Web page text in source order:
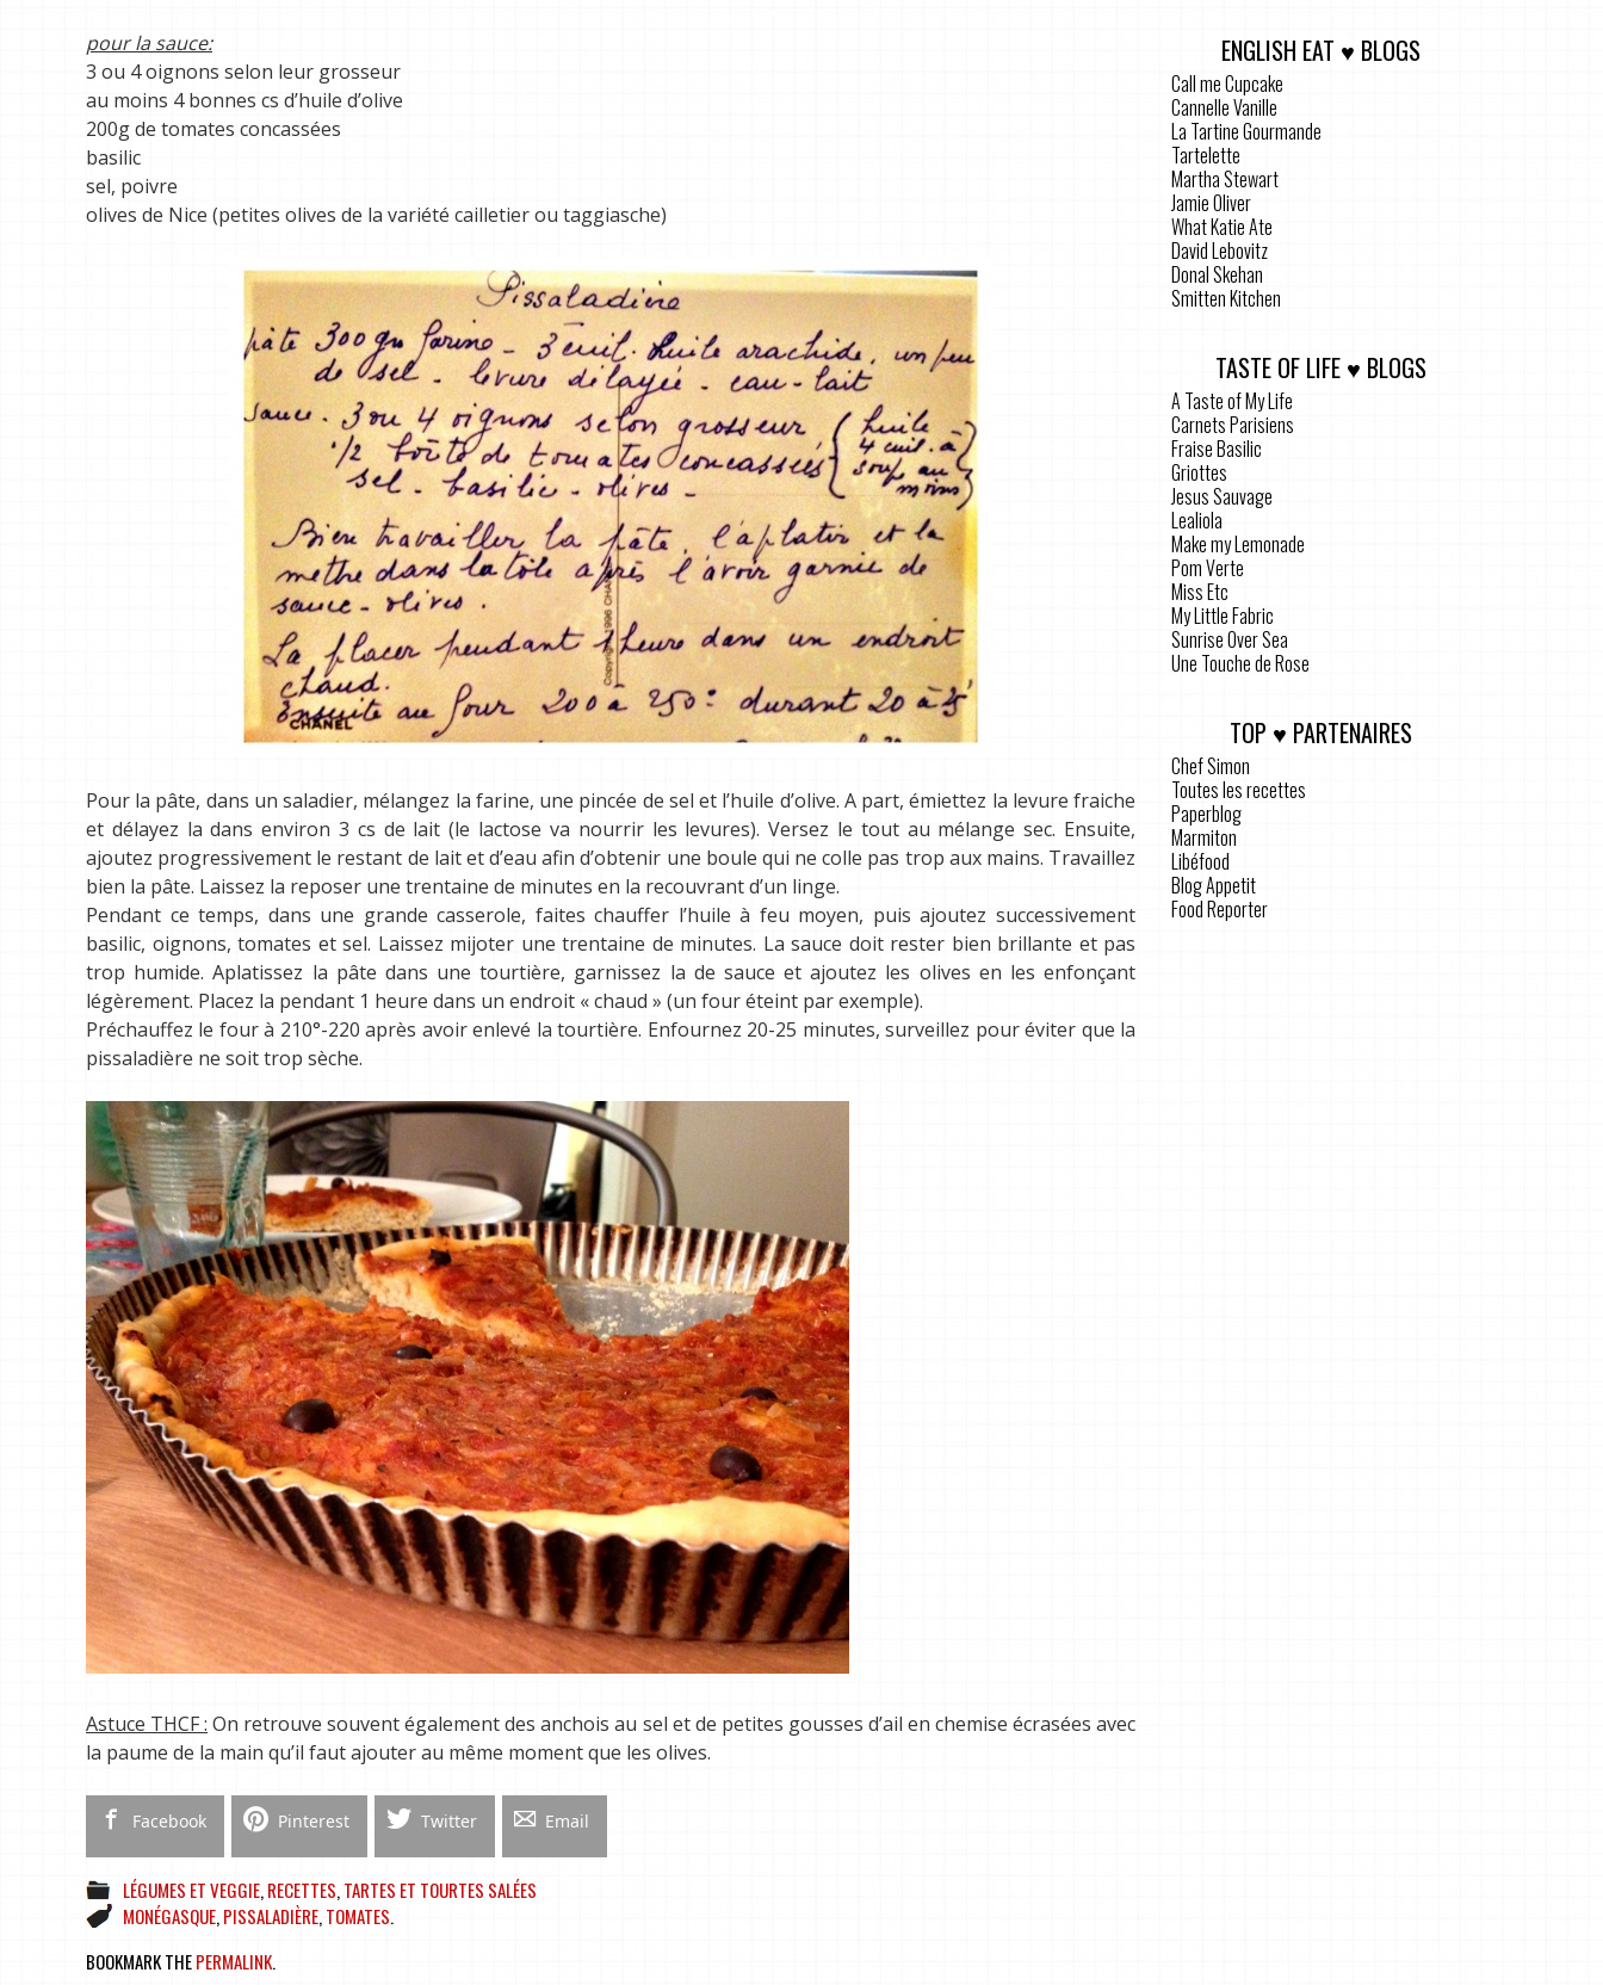
pour la sauce:
3 ou 4 oignons selon leur grosseur
au moins 4 bonnes cs d’huile d’olive
200g de tomates concassées
basilic
sel, poivre
olives de Nice (petites olives de la variété cailletier ou taggiasche)
Pour la pâte, dans un saladier, mélangez la farine, une pincée de sel et l’huile d’olive. A part, émiettez la levure fraiche
et délayez la dans environ 3 cs de lait (le lactose va nourrir les levures). Versez le tout au mélange sec. Ensuite,
ajoutez progressivement le restant de lait et d’eau afin d’obtenir une boule qui ne colle pas trop aux mains. Travaillez
bien la pâte. Laissez la reposer une trentaine de minutes en la recouvrant d’un linge.
Pendant ce temps, dans une grande casserole, faites chauffer l’huile à feu moyen, puis ajoutez successivement
basilic, oignons, tomates et sel. Laissez mijoter une trentaine de minutes. La sauce doit rester bien brillante et pas
trop humide. Aplatissez la pâte dans une tourtière, garnissez la de sauce et ajoutez les olives en les enfonçant
légèrement. Placez la pendant 1 heure dans un endroit « chaud » (un four éteint par exemple).
Préchauffez le four à 210°-220 après avoir enlevé la tourtière. Enfournez 20-25 minutes, surveillez pour éviter que la
pissaladière ne soit trop sèche.
Astuce THCF : On retrouve souvent également des anchois au sel et de petites gousses d’ail en chemise écrasées avec
la paume de la main qu’il faut ajouter au même moment que les olives.
Facebook Pinterest Twitter Email
LÉGUMES ET VEGGIE,RECETTES,TARTES ET TOURTES SALÉES
MONÉGASQUE,PISSALADIÈRE,TOMATES.
BOOKMARK THEPERMALINK.
ENGLISH EAT ♥ BLOGS
Call me Cupcake
Cannelle Vanille
La Tartine Gourmande
Tartelette
Martha Stewart
Jamie Oliver
What Katie Ate
David Lebovitz
Donal Skehan
Smitten Kitchen
TASTE OF LIFE ♥ BLOGS
A Taste of My Life
Carnets Parisiens
Fraise Basilic
Griottes
Jesus Sauvage
Lealiola
Make my Lemonade
Pom Verte
Miss Etc
My Little Fabric
Sunrise Over Sea
Une Touche de Rose
TOP ♥ PARTENAIRES
Chef Simon
Toutes les recettes
Paperblog
Marmiton
Libéfood
Blog Appetit
Food Reporter